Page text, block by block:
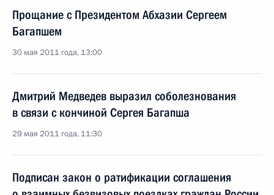
Прощание с Президентом Абхазии Сергеем
Багапшем
30 мая 2011 года, 13:00
Дмитрий Медведев выразил соболезнования
в связи с кончиной Сергея Багапша
29 мая 2011 года, 11:30
Подписан закон о ратификации соглашения